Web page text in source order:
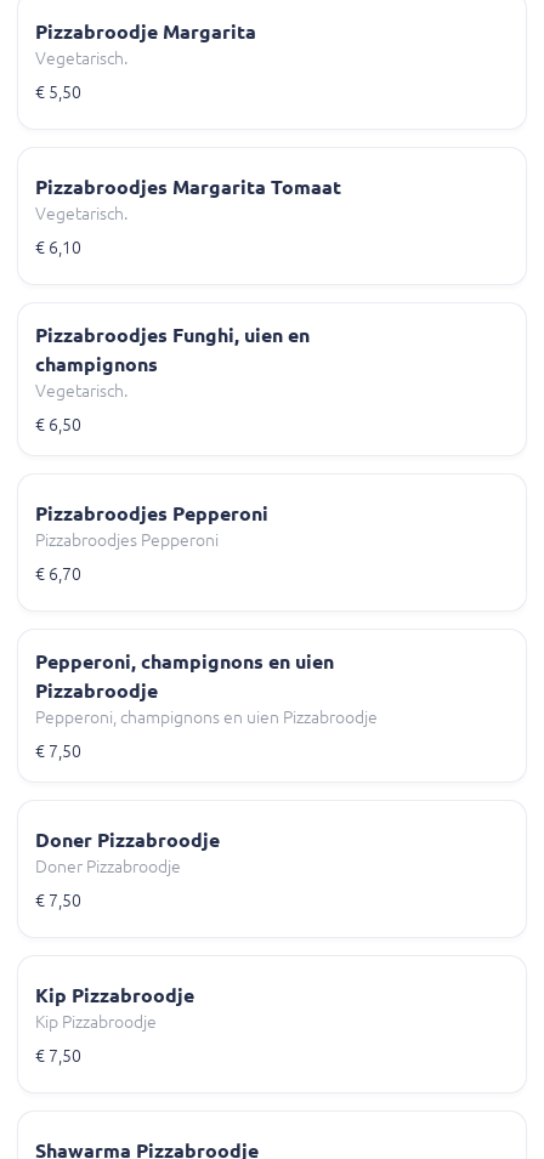
Pizzabroodje Margarita
Vegetarisch.
€ 5,50
Pizzabroodjes Margarita Tomaat
Vegetarisch.
€ 6,10
Pizzabroodjes Funghi, uien en
champignons
Vegetarisch.
€ 6,50
Pizzabroodjes Pepperoni
Pizzabroodjes Pepperoni
€ 6,70
Pepperoni, champignons en uien
Pizzabroodje
Pepperoni, champignons en uien Pizzabroodje
€ 7,50
Doner Pizzabroodje
Doner Pizzabroodje
€ 7,50
Kip Pizzabroodje
Kip Pizzabroodje
€ 7,50
Shawarma Pizzabroodje